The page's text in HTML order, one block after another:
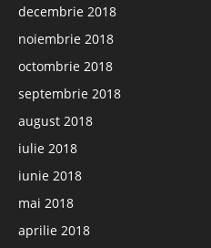
decembrie 2018
noiembrie 2018
octombrie 2018
septembrie 2018
august 2018
iulie 2018
iunie 2018
mai 2018
aprilie 2018